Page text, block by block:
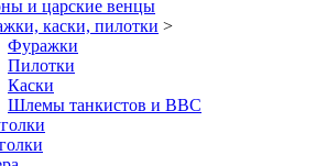
и царские венцы
каски, пилотки >
Фуражки
Пилотки
Каски
Шлемы танкистов и ВВС